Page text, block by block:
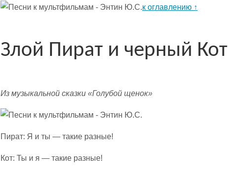
к оглавлению ↑
Злой Пират и черный Кот
Из музыкальной сказки «Голубой щенок»
Пират: Я и ты — такие разные!
Кот: Ты и я — такие разные!